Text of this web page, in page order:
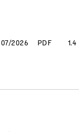
07/2026 PDF